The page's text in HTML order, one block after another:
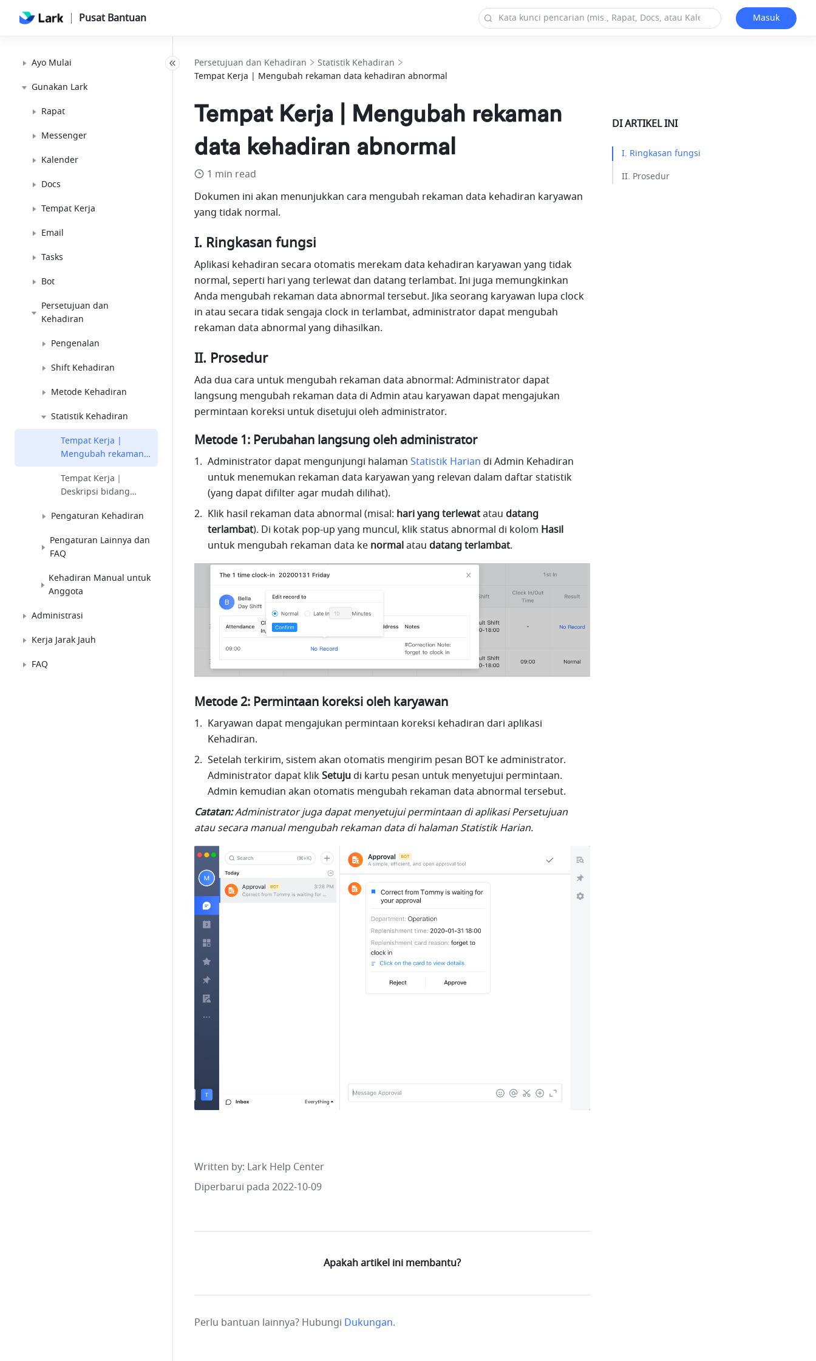
Pusat Bantuan Masuk
Ayo Mulai
Gunakan Lark
Rapat
Messenger
Kalender
Docs
Tempat Kerja
Email
Tasks
Bot
Persetujuan dan
Kehadiran
Pengenalan
Shift Kehadiran
Metode Kehadiran
Statistik Kehadiran
Tempat Kerja |
Mengubah rekaman
data kehadiran
abnormal
Tempat Kerja｜
Deskripsi bidang
Pengaturan Kehadiran
Pengaturan Lainnya dan
FAQ
Kehadiran Manual untuk
Anggota
Administrasi
Kerja Jarak Jauh
FAQ
Persetujuan dan Kehadiran
Statistik Kehadiran
Tempat Kerja | Mengubah rekaman data kehadiran abnormal
Tempat Kerja | Mengubah rekaman
data kehadiran abnormal
1 min read
Dokumen ini akan menunjukkan cara mengubah rekaman data kehadiran karyawan
yang tidak normal.
I. Ringkasan fungsi
Aplikasi kehadiran secara otomatis merekam data kehadiran karyawan yang tidak
normal, seperti hari yang terlewat dan datang terlambat. Ini juga memungkinkan
Anda mengubah rekaman data abnormal tersebut. Jika seorang karyawan lupa clock
in atau secara tidak sengaja clock in terlambat, administrator dapat mengubah
rekaman data abnormal yang dihasilkan.
II. Prosedur
Ada dua cara untuk mengubah rekaman data abnormal: Administrator dapat
langsung mengubah rekaman data di Admin atau karyawan dapat mengajukan
permintaan koreksi untuk disetujui oleh administrator.
Metode 1: Perubahan langsung oleh administrator
Administrator dapat mengunjungi halaman Statistik Harian di Admin Kehadiran
untuk menemukan rekaman data karyawan yang relevan dalam daftar statistik
(yang dapat difilter agar mudah dilihat).
Klik hasil rekaman data abnormal (misal: hari yang terlewat atau datang
terlambat). Di kotak pop-up yang muncul, klik status abnormal di kolom Hasil
untuk mengubah rekaman data ke normal atau datang terlambat.
Metode 2: Permintaan koreksi oleh karyawan
Karyawan dapat mengajukan permintaan koreksi kehadiran dari aplikasi
Kehadiran.
Setelah terkirim, sistem akan otomatis mengirim pesan BOT ke administrator.
Administrator dapat klik Setuju di kartu pesan untuk menyetujui permintaan.
Admin kemudian akan otomatis mengubah rekaman data abnormal tersebut.
Catatan: Administrator juga dapat menyetujui permintaan di aplikasi Persetujuan
atau secara manual mengubah rekaman data di halaman Statistik Harian.
Written by: Lark Help Center
Diperbarui pada 2022-10-09
Apakah artikel ini membantu?
Perlu bantuan lainnya? Hubungi Dukungan.
DI ARTIKEL INI
I. Ringkasan fungsi​
II. Prosedur​